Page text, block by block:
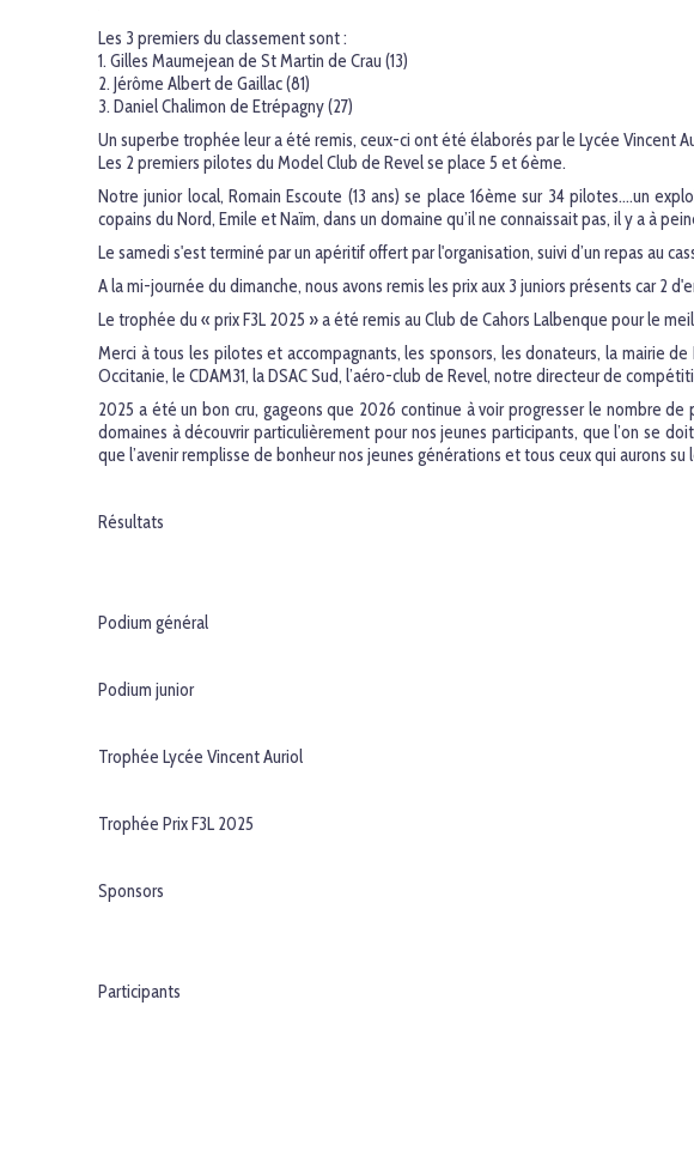
Les 3 premiers du classement sont :
1. Gilles Maumejean de St Martin de Crau (13)
2. Jérôme Albert de Gaillac (81)
3. Daniel Chalimon de Etrépagny (27)
Un superbe trophée leur a été remis, ceux-ci ont été élaborés par le Lycée Vincent
Les 2 premiers pilotes du Model Club de Revel se place 5 et 6ème.
Notre junior local, Romain Escoute (13 ans) se place 16ème sur 34 pilotes....un
copains du Nord, Emile et Naïm, dans un domaine qu’il ne connaissait pas, il y a à
Le samedi s'est terminé par un apéritif offert par l'organisation, suivi d’un repas au
A la mi-journée du dimanche, nous avons remis les prix aux 3 juniors présents car 2
Le trophée du « prix F3L 2025 » a été remis au Club de Cahors Lalbenque pour le
Merci à tous les pilotes et accompagnants, les sponsors, les donateurs, la mairie
Occitanie, le CDAM31, la DSAC Sud, l’aéro-club de Revel, notre directeur de
2025 a été un bon cru, gageons que 2026 continue à voir progresser le nombre
domaines à découvrir particulièrement pour nos jeunes participants, que l’on se
que l’avenir remplisse de bonheur nos jeunes générations et tous ceux qui aurons su
Résultats
Podium général
Podium junior
Trophée Lycée Vincent Auriol
Trophée Prix F3L 2025
Sponsors
Participants